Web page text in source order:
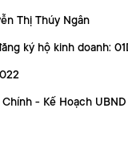
Thị Thúy Ngân
ký hộ kinh doanh:
- Kế Hoạch